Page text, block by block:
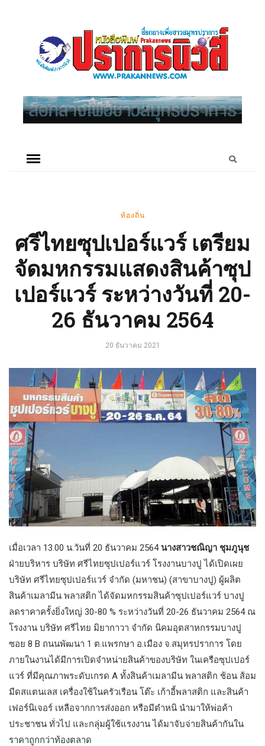
ท้องถิ่น
ศรีไทยซุปเปอร์แวร์ เตรียม
จัดมหกรรมแสดงสินค้าซุป
เปอร์แวร์ ระหว่างวันที่ 20-
26 ธันวาคม 2564
20 ธันวาคม 2021
เมื่อเวลา 13.00 น.วันที่ 20 ธันวาคม 2564 นางสาวชณิญา ชุมภูนุช
ฝ่ายบริหาร บริษัท ศรีไทยซุปเปอร์แวร์ โรงงานบางปู ได้เปิดเผย
บริษัท ศรีไทยซุปเปอร์แวร์ จำกัด (มหาชน) (สาขาบางปู) ผู้ผลิต
สินค้าเมลามีน พลาสติก ได้จัดมหกรรมสินค้าซุปเปอร์แวร์ บางปู
ลดราคาครั้งยิ่งใหญ่ 30-80 % ระหว่างวันที่ 20-26 ธันวาคม 2564 ณ
โรงงาน บริษัท ศรีไทย มิยากาวา จำกัด นิคมอุตสาหกรรมบางปู
ซอย 8 B ถนนพัฒนา 1 ต.แพรกษา อ.เมือง จ.สมุทรปราการ โดย
ภายในงานได้มีการเปิดจำหน่ายสินค้าของบริษัท ในเครือซุปเปอร์
แวร์ ที่มีคุณภาพระดับเกรด A ทั้งสินค้าเมลามีน พลาสติก ช้อน ส้อม
มีดสแตนเลส เครื่องใช้ในครัวเรือน โต๊ะ เก้าอี้พลาสติก และสินค้า
เฟอร์นิเจอร์ เหลือจากการส่งออก หรือมีตำหนิ นำมาให้พ่อค้า
ประชาชน ทั่วไป และกลุ่มผู้ใช้แรงงาน ได้มาจับจ่ายสินค้ากันใน
ราคาถูกกว่าท้องตลาด